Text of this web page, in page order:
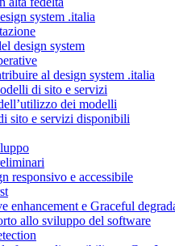
system .italia
design system
al design system .italia
di sito e servizi
dei modelli
sito e servizi disponibili
responsivo e accessibile
enhancement e Graceful
allo sviluppo del software